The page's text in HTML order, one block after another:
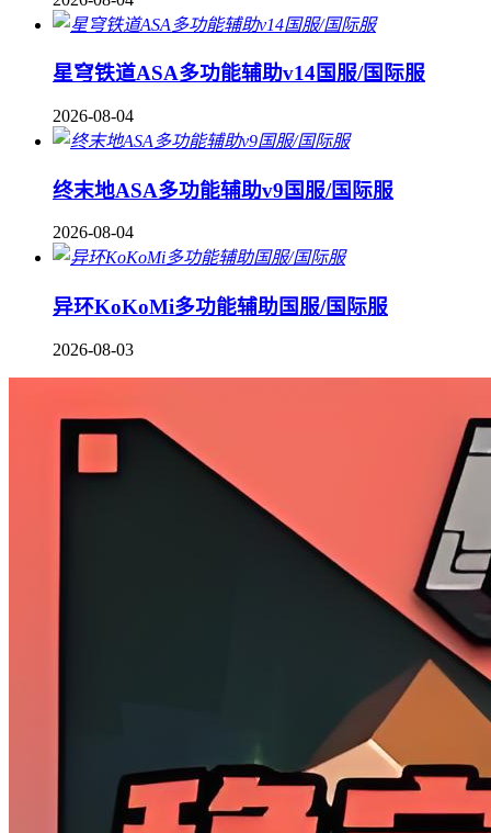
星穹铁道ASA多功能辅助v14国服/国际服
2026-08-04
终末地ASA多功能辅助v9国服/国际服
2026-08-04
异环KoKoMi多功能辅助国服/国际服
2026-08-03